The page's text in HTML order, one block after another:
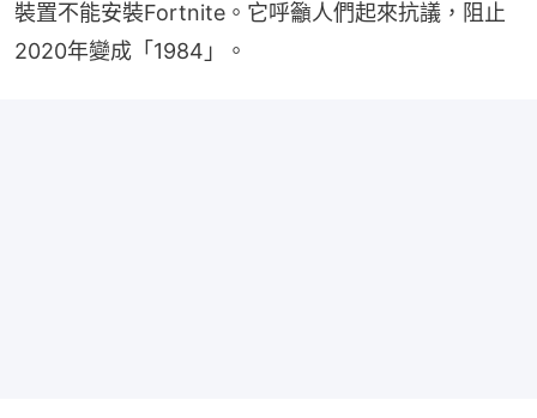
裝置不能安裝Fortnite。它呼籲人們起來抗議，阻止
2020年變成「1984」。